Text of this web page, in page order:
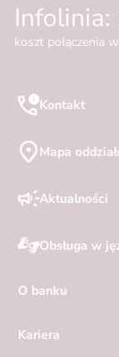
koszt połączenia
Kontakt
Mapa
Aktualności
Obsługa w
O banku
Kariera